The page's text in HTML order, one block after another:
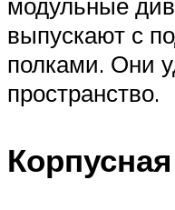
выпускают с
полками. Они
пространство.
Корпусная